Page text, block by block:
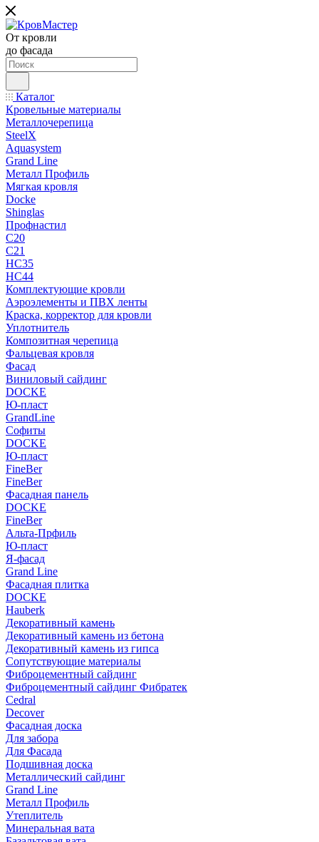
От кровли
до фасада
Каталог
Кровельные материалы
Металлочерепица
SteelX
Aquasystem
Grand Line
Металл Профиль
Мягкая кровля
Docke
Shinglas
Профнастил
C20
C21
НС35
НС44
Комплектующие кровли
Аэроэлементы и ПВХ ленты
Краска, корректор для кровли
Уплотнитель
Композитная черепица
Фальцевая кровля
Фасад
Виниловый сайдинг
DOCKE
Ю-пласт
GrandLine
Софиты
DOCKE
Ю-пласт
FineBer
FineBer
Фасадная панель
DOCKE
FineBer
Альта-Прфиль
Ю-пласт
Я-фасад
Grand Line
Фасадная плитка
DOCKE
Hauberk
Декоративный камень
Декоративный камень из бетона
Декоративный камень из гипса
Сопутствующие материалы
Фиброцементный сайдинг
Фиброцементный сайдинг Фибратек
Cedral
Decover
Фасадная доска
Для забора
Для Фасада
Подшивная доска
Металлический сайдинг
Grand Line
Металл Профиль
Утеплитель
Минеральная вата